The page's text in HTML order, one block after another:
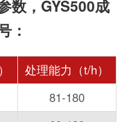
数，GYS500成
：
处理能力（t/h）
81-180